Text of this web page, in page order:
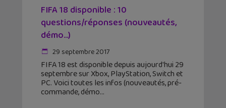
FIFA 18 disponible : 10
questions/réponses (nouveautés,
démo…)
29 septembre 2017
FIFA 18 est disponible depuis aujourd'hui 29
septembre sur Xbox, PlayStation, Switch et
PC. Voici toutes les infos (nouveautés, pré-
commande, démo